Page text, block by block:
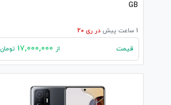
GB
1 ساعت پیش در ری 20
قیمت از تومان